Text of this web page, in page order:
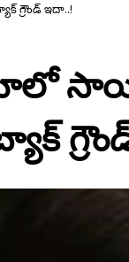
గ్రౌండ్ ఇదా..!